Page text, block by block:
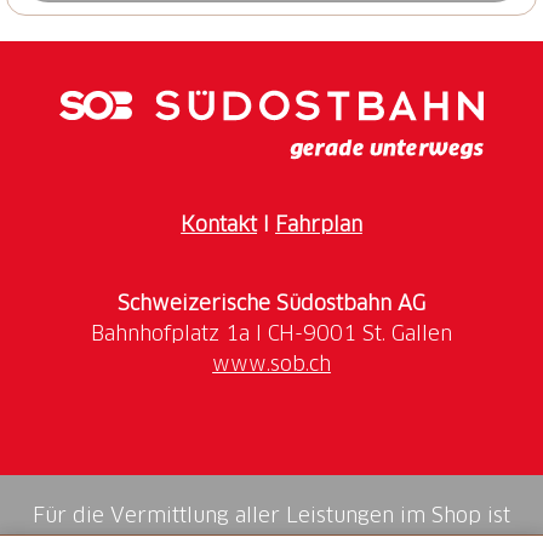
KontaktI Fahrplan
Schweizerische Südostbahn AG
www.sob.ch
Für die Vermittlung aller Leistungen im Shop ist